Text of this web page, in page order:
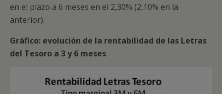
en el plazo a 6 meses en el 2,30% (2,10% en la
anterior).
Gráfico: evolución de la rentabilidad de las Letras
del Tesoro a 3 y 6 meses